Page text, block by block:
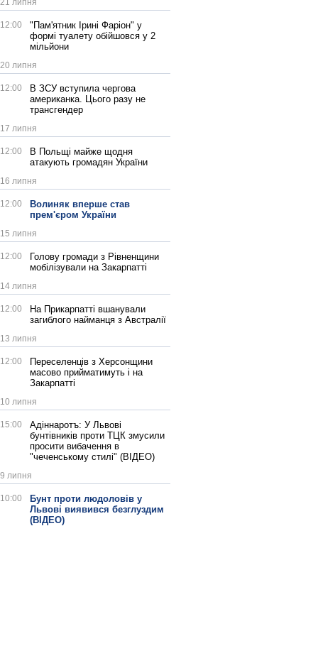
21 липня
12:00
"Пам'ятник Ірині Фаріон" у
формі туалету обійшовся у 2
мільйони
20 липня
12:00
В ЗСУ вступила чергова
американка. Цього разу не
трансгендер
17 липня
12:00
В Польщі майже щодня
атакують громадян України
16 липня
12:00
Волиняк вперше став
прем'єром України
15 липня
12:00
Голову громади з Рівненщини
мобілізували на Закарпатті
14 липня
12:00
На Прикарпатті вшанували
загиблого найманця з Австралії
13 липня
12:00
Переселенців з Херсонщини
масово прийматимуть і на
Закарпатті
10 липня
15:00
Адіннаротъ: У Львові
бунтівників проти ТЦК змусили
просити вибачення в
"чеченському стилі" (ВІДЕО)
9 липня
10:00
Бунт проти людоловів у
Львові виявився безглуздим
(ВІДЕО)